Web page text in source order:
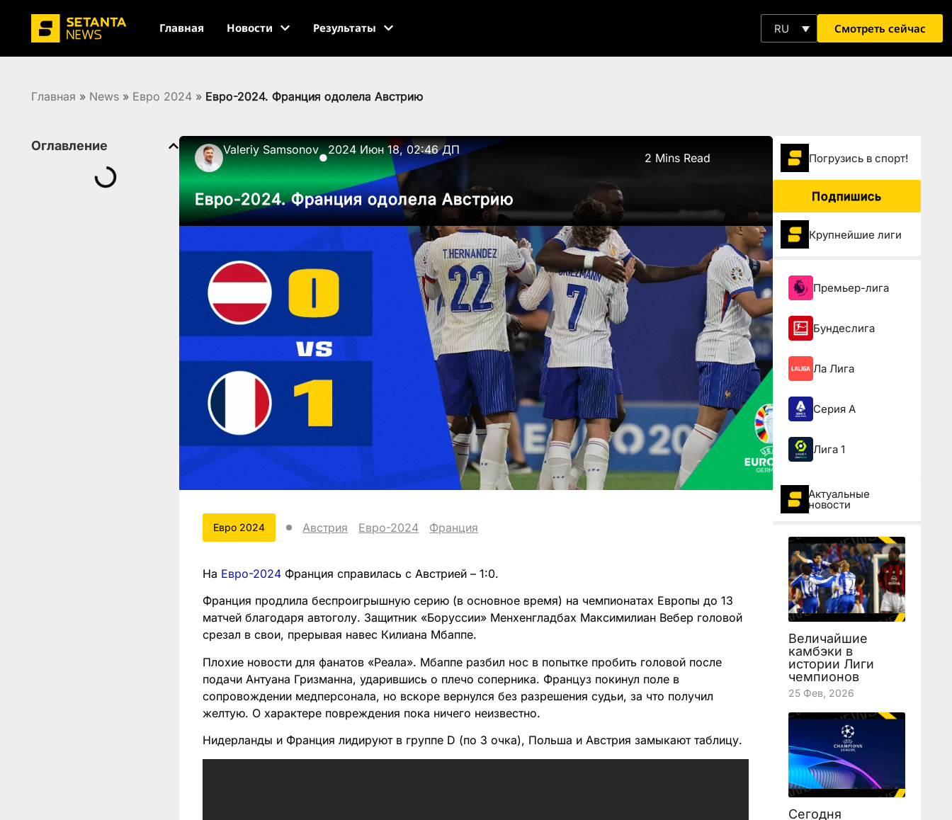
Главная Новости Результаты RU Смотреть сейчас
Главная » News » Евро 2024 » Евро-2024. Франция одолела Австрию
Оглавление Valeriy Samsonov
●
2024 Июн 18, 02:46 ДП
2 Mins Read
Евро-2024. Франция одолела Австрию
Евро 2024 Австрия Евро-2024 Франция
На Евро-2024 Франция справилась с Австрией – 1:0.
Франция продлила беспроигрышную серию (в основное время) на чемпионатах Европы до 13
матчей благодаря автоголу. Защитник «Боруссии» Менхенгладбах Максимилиан Вебер головой
срезал в свои, прерывая навес Килиана Мбаппе.
Плохие новости для фанатов «Реала». Мбаппе разбил нос в попытке пробить головой после
подачи Антуана Гризманна, ударившись о плечо соперника. Француз покинул поле в
сопровождении медперсонала, но вскоре вернулся без разрешения судьи, за что получил
желтую. О характере повреждения пока ничего неизвестно.
Нидерланды и Франция лидируют в группе D (по 3 очка), Польша и Австрия замыкают таблицу.
Погрузиcь в спорт!
Подпишись
Крупнейшие лиги
Премьер-лига
Бундеслига
Ла Лига
Серия А
Лига 1
Актуальные
новости
Величайшие
камбэки в
истории Лиги
чемпионов
25 Фев, 2026
Сегодня